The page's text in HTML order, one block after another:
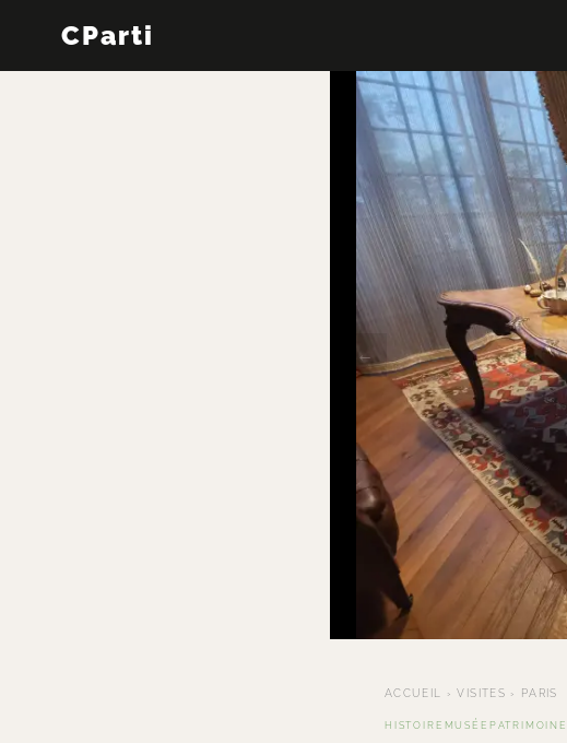
CParti
←
ACCUEIL ›VISITES › PARIS
HISTOIRE MUSÉE PATRIMOINE